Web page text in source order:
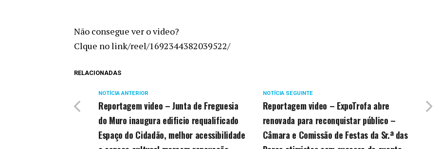
Não consegue ver o video?
Clque no link/reel/1692344382039522/
RELACIONADAS
NOTÍCIA SEGUINTE
Reportagem video – ExpoTrofa abre
renovada para reconquistar público –
Câmara e Comissão de Festas da Sr.ª das
NOTÍCIA ANTERIOR
Reportagem video – Junta de Freguesia
do Muro inaugura edificio requalificado
Espaço do Cidadão, melhor acessibilidade